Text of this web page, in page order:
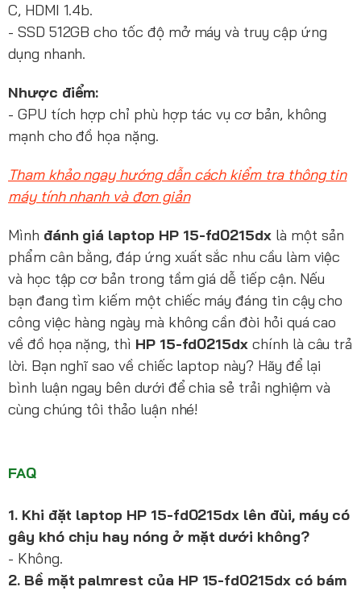
C, HDMI 1.4b.
- SSD 512GB cho tốc độ mở máy và truy cập ứng
dụng nhanh.
Nhược điểm:
- GPU tích hợp chỉ phù hợp tác vụ cơ bản, không
mạnh cho đồ họa nặng.
Tham khảo ngay hướng dẫn cách kiểm tra thông tin
máy tính nhanh và đơn giản
Mình đánh giá laptop HP 15-fd0215dx là một sản
phẩm cân bằng, đáp ứng xuất sắc nhu cầu làm việc
và học tập cơ bản trong tầm giá dễ tiếp cận. Nếu
bạn đang tìm kiếm một chiếc máy đáng tin cậy cho
công việc hàng ngày mà không cần đòi hỏi quá cao
về đồ họa nặng, thì HP 15-fd0215dxchính là câu trả
lời. Bạn nghĩ sao về chiếc laptop này? Hãy để lại
bình luận ngay bên dưới để chia sẻ trải nghiệm và
cùng chúng tôi thảo luận nhé!
FAQ
1. Khi đặt laptop HP 15-fd0215dx lên đùi, máy có
gây khó chịu hay nóng ở mặt dưới không?
- Không.
2. Bề mặt palmrest của HP 15-fd0215dx có bám